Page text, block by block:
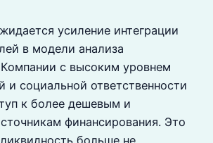
усиление интеграции
в модели анализа
с высоким уровнем
и социальной ответственности
к более дешевым и
финансирования. Это
больше не